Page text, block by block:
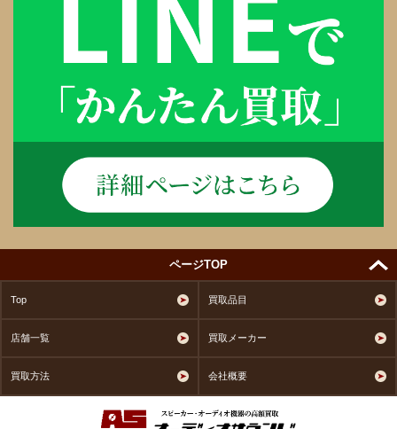
ページTOP
Top 買取品目
店舗一覧 買取メーカー
買取方法 会社概要